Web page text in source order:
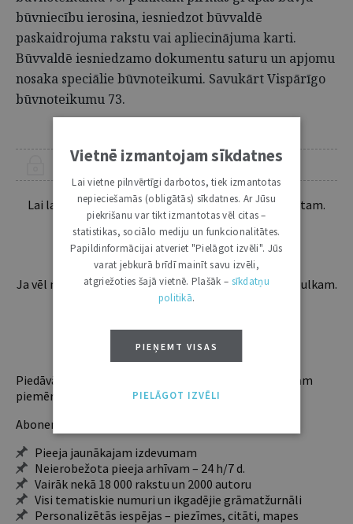
būvniecību ierosina, iesniedzot būvvaldē
paskaidrojuma rakstu vai apliecinājuma karti.
Būvvaldē iesniedzamo dokumentu saturu un apjomu
nosaka speciālie būvnoteikumi. Savukārt Vispārīgo
būvnoteikumu 73.
ŠIS RAKSTS PIEEJAMS “JURISTA VĀRDA” ABONENTIEM
Lai lasītu šo rakstu tālāk, Tev jābūt žurnāla abonentam.
Esošos abonentus lūdzam autorizēties:
Ja vēl neesi abonents, aicinām pievienoties lasītāju pulkam.
Iegūsi tūlītēju piekļuvi digitālajam saturam!
ABONĒT
Piedāvājam trīs abonementu veidus. Vienam lietotājam
piemērotākais ir "Mazais" (3, 6 un 12 mēnešiem).
Abonentu ieguvumi:
Pieeja jaunākajam izdevumam
Neierobežota pieeja arhīvam – 24 h/7 d.
Vairāk nekā 18 000 rakstu un 2000 autoru
Visi tematiskie numuri un ikgadējie grāmatžurnāli
Personalizētās iespējas – piezīmes, citāti, mapes
Vietnē izmantojam sīkdatnes
Lai vietne pilnvērtīgi darbotos, tiek izmantotas
nepieciešamās (obligātās) sīkdatnes. Ar Jūsu
piekrišanu var tikt izmantotas vēl citas –
statistikas, sociālo mediju un funkcionalitātes.
Papildinformācijai atveriet "Pielāgot izvēli". Jūs
varat jebkurā brīdī mainīt savu izvēli,
atgriežoties šajā vietnē. Plašāk – sīkdatņu
politikā.
PIEŅEMT VISAS
PIELĀGOT IZVĒLI